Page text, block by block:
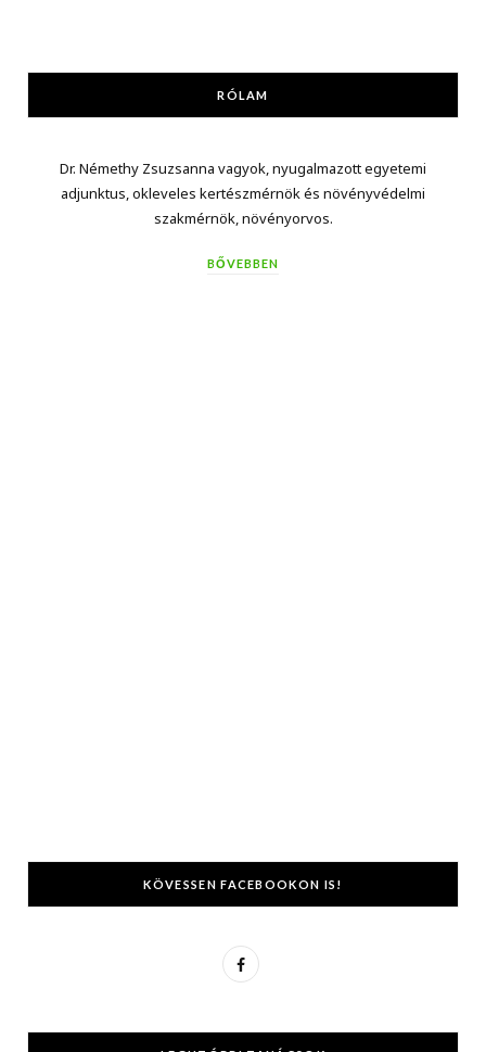
RÓLAM
Dr. Némethy Zsuzsanna vagyok, nyugalmazott egyetemi
adjunktus, okleveles kertészmérnök és növényvédelmi
szakmérnök, növényorvos.
BŐVEBBEN
KÖVESSEN FACEBOOKON IS!
F
c